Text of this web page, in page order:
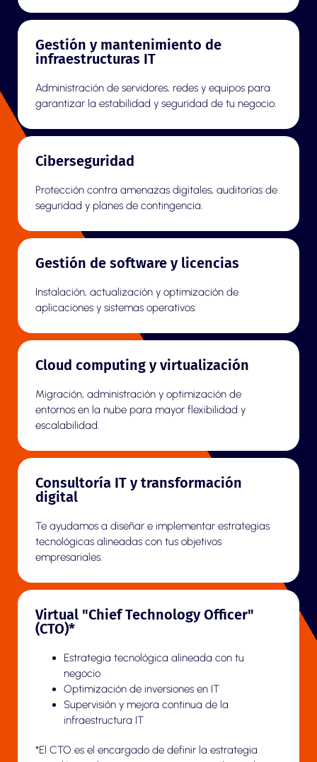
Gestión y mantenimiento de
infraestructuras IT
Administración de servidores, redes y equipos para
garantizar la estabilidad y seguridad de tu negocio.
Ciberseguridad
Protección contra amenazas digitales, auditorías de
seguridad y planes de contingencia.
Gestión de software y licencias
Instalación, actualización y optimización de
aplicaciones y sistemas operativos.
Cloud computing y virtualización
Migración, administración y optimización de
entornos en la nube para mayor flexibilidad y
escalabilidad.
Consultoría IT y transformación
digital
Te ayudamos a diseñar e implementar estrategias
tecnológicas alineadas con tus objetivos
empresariales.
Virtual "Chief Technology Officer"
(CTO)*
Estrategia tecnológica alineada con tu
negocio
Optimización de inversiones en IT
Supervisión y mejora continua de la
infraestructura IT
*El CTO es el encargado de definir la estrategia